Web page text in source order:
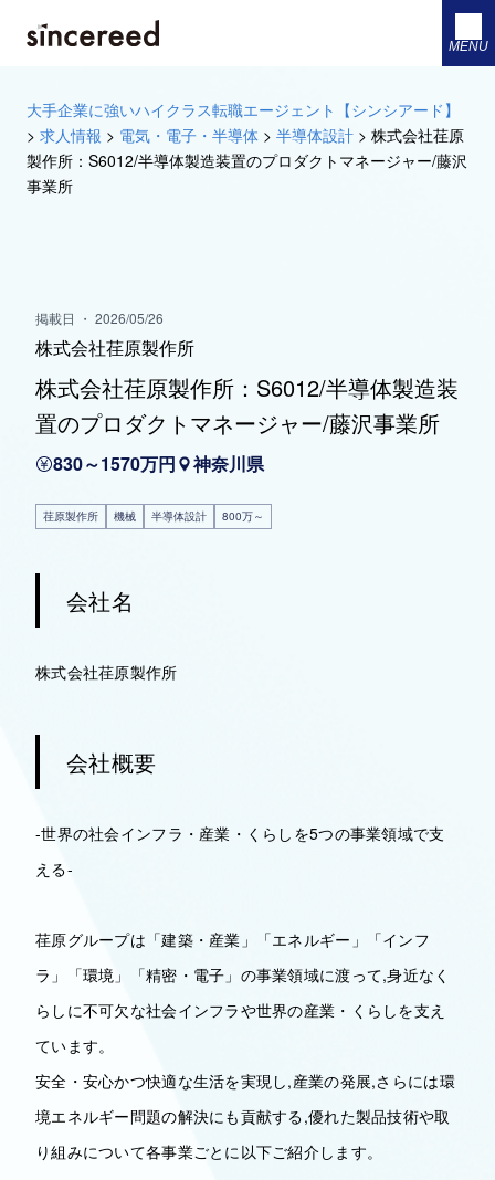
MENU
大手企業に強いハイクラス転職エージェント【シンシアード】
> 求人情報 > 電気・電子・半導体 > 半導体設計 > 株式会社荏原
製作所：S6012/半導体製造装置のプロダクトマネージャー/藤沢
事業所
掲載日 ・ 2026/05/26
株式会社荏原製作所
株式会社荏原製作所：S6012/半導体製造装
置のプロダクトマネージャー/藤沢事業所
830～1570万円 神奈川県
荏原製作所 機械 半導体設計 800万～
会社名
株式会社荏原製作所
会社概要
-世界の社会インフラ・産業・くらしを5つの事業領域で支
える-
荏原グループは「建築・産業」「エネルギー」「インフ
ラ」「環境」「精密・電子」の事業領域に渡って,身近なく
らしに不可欠な社会インフラや世界の産業・くらしを支え
ています。
安全・安心かつ快適な生活を実現し,産業の発展,さらには環
境エネルギー問題の解決にも貢献する,優れた製品技術や取
り組みについて各事業ごとに以下ご紹介します。